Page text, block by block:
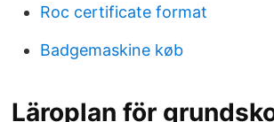
Roc certificate format
Badgemaskine køb
Läroplan för